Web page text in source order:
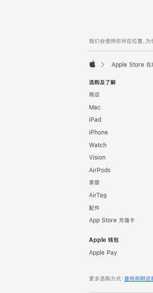
页
页
脚
我们会使用你所在位置，
Apple Store 在
选购及了解
商店
Mac
iPad
iPhone
Watch
Vision
AirPods
家居
AirTag
配件
App Store 充值卡
Apple 钱包
Apple Pay
更多选购方式：查找你附